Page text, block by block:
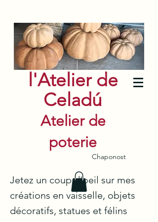
l'Atelier de
Celadú
Atelier de
poterie
Chaponost
Jetez un coup d'oeil sur mes
créations en vaisselle, objets
décoratifs, statues et félins